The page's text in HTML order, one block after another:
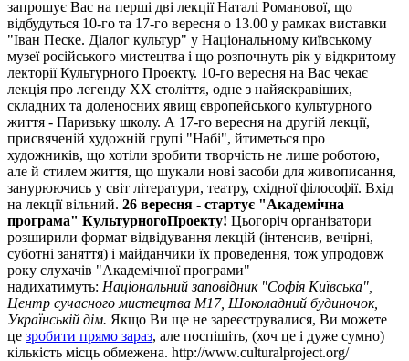
запрошує Вас на перші дві лекції Наталі Романової, що
відбудуться 10-го та 17-го вересня о 13.00 у рамках виставки
"Іван Песке. Діалог культур" у Національному київському
музеї російського мистецтва і що розпочнуть рік у відкритому
лекторії Культурного Проекту. 10-го вересня на Вас чекає
лекція про легенду ХХ століття, одне з найяскравіших,
складних та доленосних явищ європейського культурного
життя - Паризьку школу. А 17-го вересня на другій лекції,
присвяченій художній групі "Набі", йтиметься про
художників, що хотіли зробити творчість не лише роботою,
але й стилем життя, що шукали нові засоби для живописання,
занурюючись у світ літератури, театру, східної філософії. Вхід
на лекції вільний. 26 вересня - стартує "Академічна
програма" КультурногоПроекту! Цьогоріч організатори
розширили формат відвідування лекцій (інтенсив, вечірні,
суботні заняття) і майданчики їх проведення, тож упродовж
року слухачів "Академічної програми"
надихатимуть: Національний заповідник "Софія Київська",
Центр сучасного мистецтва М17, Шоколадний будиночок,
Українській дім. Якщо Ви ще не зареєструвалися, Ви можете
це зробити прямо зараз, але поспішіть, (хоч це і дуже сумно)
кількість місць обмежена. http://www.culturalproject.org/